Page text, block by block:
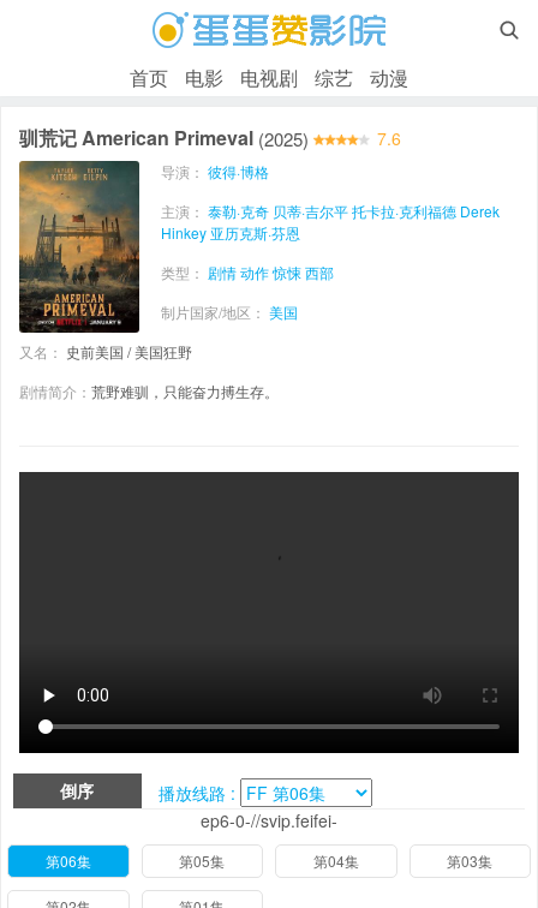

首页 电影 电视剧 综艺 动漫
驯荒记 American Primeval (2025) 7.6
导演： 彼得·博格
主演： 泰勒·克奇 贝蒂·吉尔平托卡拉·克利福德 Derek
Hinkey 亚历克斯·芬恩
类型： 剧情动作惊悚西部
制片国家/地区： 美国
又名： 史前美国 / 美国狂野
剧情简介： 荒野难驯，只能奋力搏生存。
倒序
播放线路 :
ep6-0-//svip.feifei-
第06集 第05集 第04集 第03集